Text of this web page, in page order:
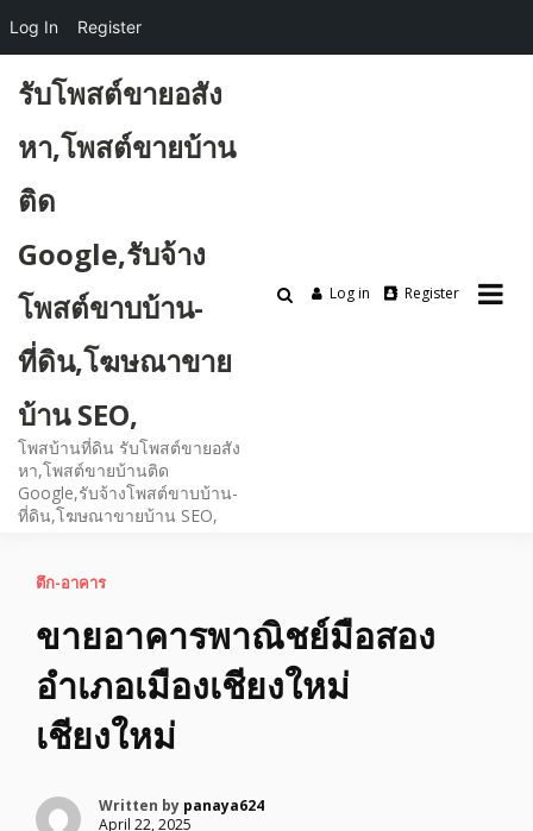
content
รับโพสต์ขายอสัง
หา,โพสต์ขายบ้าน
ติด
Google,รับจ้าง
โพสต์ขาบบ้าน-
ที่ดิน,โฆษณาขาย
บ้าน SEO,
โพสบ้านที่ดิน รับโพสต์ขายอสัง
หา,โพสต์ขายบ้านติด
Google,รับจ้างโพสต์ขาบบ้าน-
ที่ดิน,โฆษณาขายบ้าน SEO,
Log in Register
ตึก-อาคาร
ขายอาคารพาณิชย์มือสอง
อำเภอเมืองเชียงใหม่
เชียงใหม่
Written by panaya624
April 22, 2025
Log In Register